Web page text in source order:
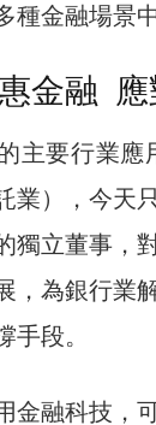
種金融場景
金融
主要行業應
業），今
獨立董事，
，為銀行業
手段。
金融科技，